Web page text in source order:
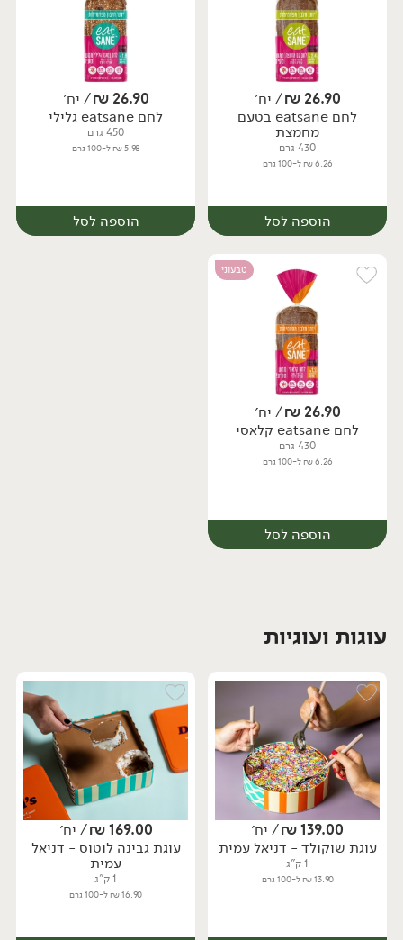
יח׳ יח׳
26.90
₪/ יח׳
לחם eatsane בטעם
מחמצת
430 גרם
6.26 ₪ ל-100 גרם
הוספה לסל
יח׳
26.90
₪/ יח׳
לחם eatsane גלילי
450 גרם
5.98 ₪ ל-100 גרם
הוספה לסל
טבעוני
26.90
₪/ יח׳
לחם eatsane קלאסי
430 גרם
6.26 ₪ ל-100 גרם
הוספה לסל
יח׳
עוגות ועוגיות
139.00
₪/ יח׳
עוגת שוקולד - דניאל עמית
1 ק"ג
13.90 ₪ ל-100 גרם
169.00
₪/ יח׳
עוגת גבינה לוטוס - דניאל
עמית
1 ק"ג
16.90 ₪ ל-100 גרם